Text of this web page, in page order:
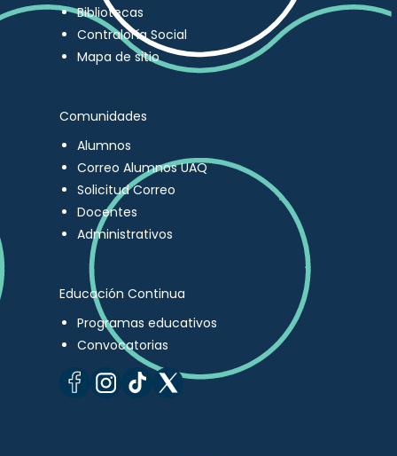
Bibliotecas
Contraloría Social
Mapa de sitio
Comunidades
Alumnos
Correo Alumnos UAQ
Solicitud Correo
Docentes
Administrativos
Educación Continua
Programas educativos
Convocatorias